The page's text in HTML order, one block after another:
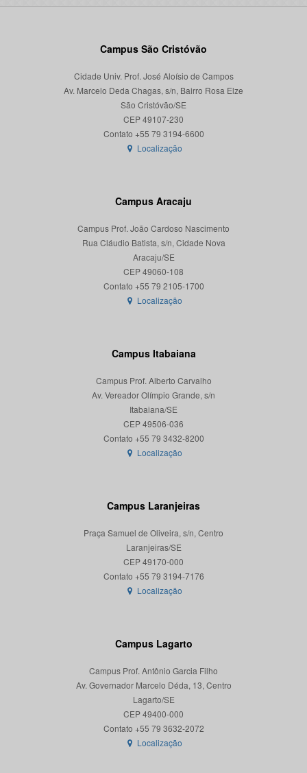
Campus São Cristóvão
Cidade Univ. Prof. José Aloísio de Campos
Av. Marcelo Deda Chagas, s/n, Bairro Rosa Elze
São Cristóvão/SE
CEP 49107-230
Localização
Campus Aracaju
Campus Prof. João Cardoso Nascimento
Rua Cláudio Batista, s/n, Cidade Nova
Aracaju/SE
CEP 49060-108
Localização
Campus Itabaiana
Campus Prof. Alberto Carvalho
Av. Vereador Olímpio Grande, s/n
Itabaiana/SE
CEP 49506-036
Localização
Campus Laranjeiras
Praça Samuel de Oliveira, s/n, Centro
Laranjeiras/SE
CEP 49170-000
Localização
Campus Lagarto
Campus Prof. Antônio Garcia Filho
Av. Governador Marcelo Déda, 13, Centro
Lagarto/SE
CEP 49400-000
Localização